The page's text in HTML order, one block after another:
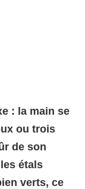
: la main se
ou trois
de son
étals
verts, ce